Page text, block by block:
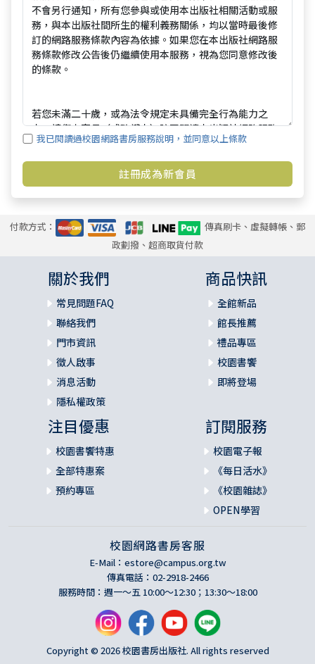
我已閱讀過校園網路書房服務說明，並同意以上條款
付款方式：
傳真刷卡、虛擬轉帳、郵
政劃撥、超商取貨付款
關於我們
常見問題FAQ
聯絡我們
門市資訊
徵人啟事
消息活動
隱私權政策
商品快訊
全館新品
館長推薦
禮品專區
校園書饗
即將登場
注目優惠
校園書饗特惠
全部特惠案
預約專區
訂閱服務
校園電子報
《每日活水》
《校園雜誌》
OPEN學習
校園網路書房客服
E-Mail： estore@campus.org.tw
傳真電話：02-2918-2466
服務時間：週一～五 10:00～12:30；13:30～18:00
Copyright © 2026 校園書房出版社. All rights reserved